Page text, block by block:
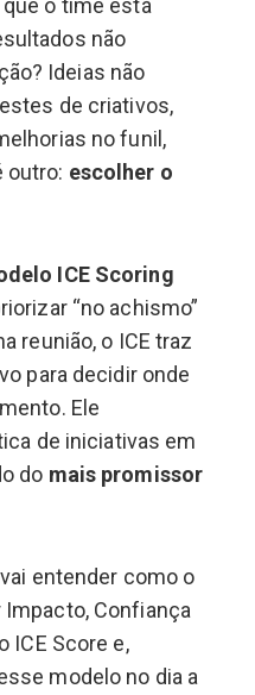
o time está
não
Ideias não
de criativos,
no funil,
outro: escolher o
ICE Scoring
“no achismo”
reunião, o ICE traz
para decidir onde
Ele
de iniciativas em
do mais promissor
entender como o
Confiança
ICE Score e,
modelo no dia a